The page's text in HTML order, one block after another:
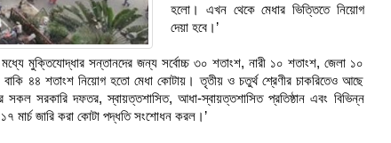
হলো। এখন থেকে মেধার ভিত্তিতে নিয়োগ
দেয়া হবে।’
মুক্তিযোদ্ধার সন্তানদের জন্য সর্বোচ্চ ৩০ শতাংশ, নারী ১০ শতাংশ, জেলা ১০
৪৪ শতাংশ নিয়োগ হতো মেধা কোটায়। তৃতীয় ও চতুর্থ শ্রেণীর চাকরিতেও আছে
সরকারি দফতর, স্বায়ত্তশাসিত, আধা-স্বায়ত্তশাসিত প্রতিষ্ঠান এবং বিভিন্ন
মার্চ জারি করা কোটা পদ্ধতি সংশোধন করল।’